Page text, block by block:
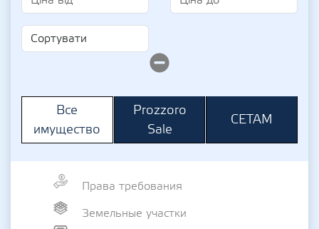
Все
имущество
Prozzoro
Sale
СЕТАМ
Права требования
Земельные участки